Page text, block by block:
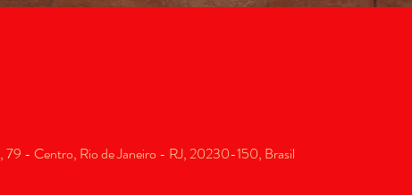
79 - Centro, Rio de Janeiro - RJ, 20230-150, Brasil